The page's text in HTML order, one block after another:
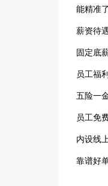
能精准
薪资待
固定底
员工福利
五险一
员工免
内设线
靠谱好